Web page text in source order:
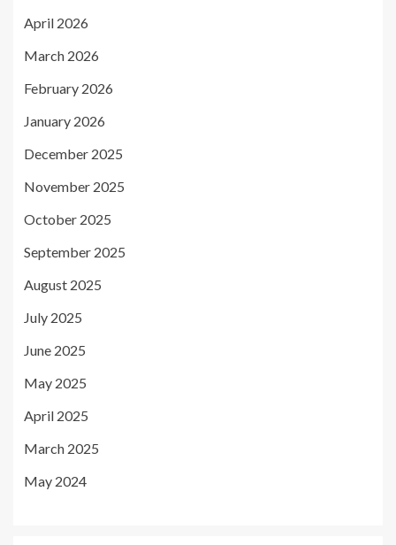
April 2026
March 2026
February 2026
January 2026
December 2025
November 2025
October 2025
September 2025
August 2025
July 2025
June 2025
May 2025
April 2025
March 2025
May 2024